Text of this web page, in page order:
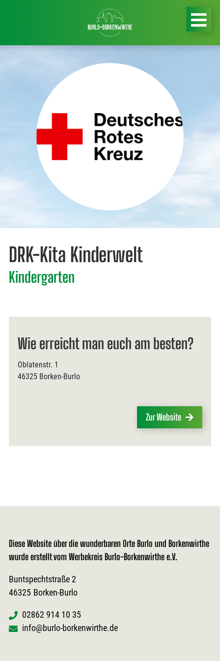
DRK-Kita Kinderwelt
Kindergarten
Wie erreicht man euch am besten?
Oblatenstr. 1
46325 Borken-Burlo
Zur Website
Diese Website über die wunderbaren Orte Burlo und Borkenwirthe
wurde erstellt vom Werbekreis Burlo-Borkenwirthe e.V.
Buntspechtstraße 2
46325 Borken-Burlo
02862 914 10 35
info@burlo-borkenwirthe.de